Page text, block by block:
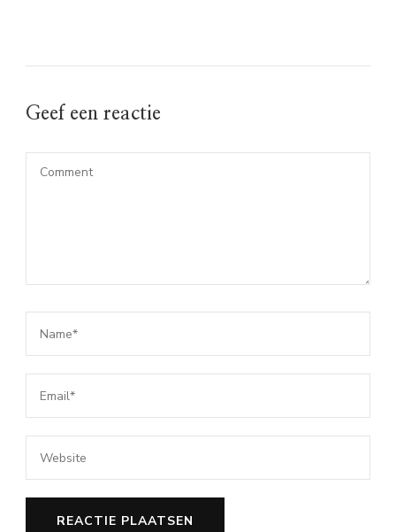
Geef een reactie